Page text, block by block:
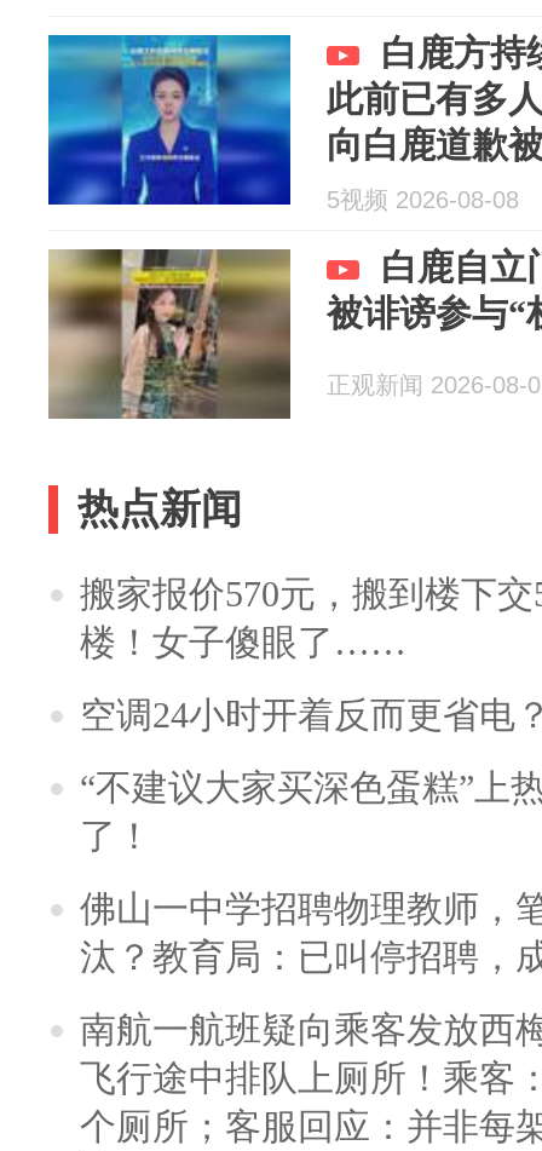
白鹿方持
此前已有多
向白鹿道歉
5视频 2026-08-08
白鹿自立
被诽谤参与“
正观新闻 2026-08-
热点新闻
搬家报价570元，搬到楼下
楼！女子傻眼了……
空调24小时开着反而更省电
“不建议大家买深色蛋糕”上
了！
佛山一中学招聘物理教师，
汰？教育局：已叫停招聘，
南航一航班疑向乘客发放西
飞行途中排队上厕所！乘客
个厕所；客服回应：并非每